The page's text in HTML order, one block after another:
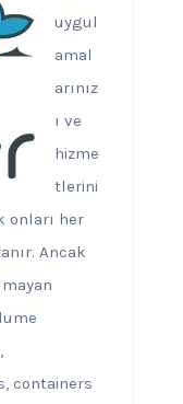
uygul
amal
arınız
ı ve
hizme
tlerini
onları her
Ancak
containers